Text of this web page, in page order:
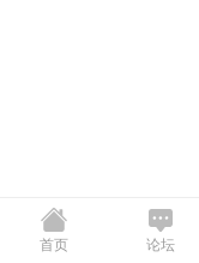
首页 论坛